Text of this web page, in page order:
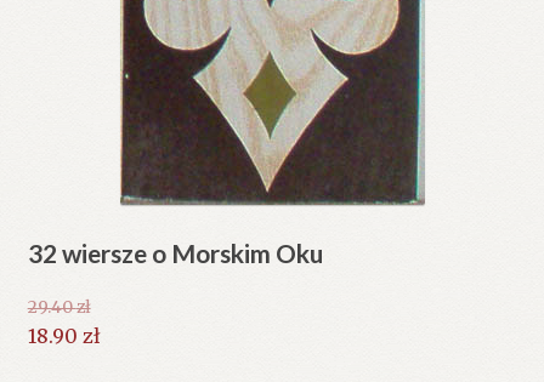
32 wiersze o Morskim Oku
29.40zł
Pierwotna
18.90 zł